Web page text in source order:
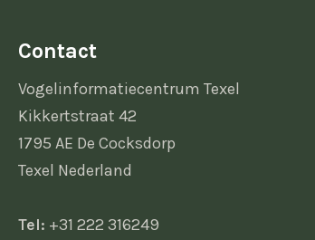
Contact
Vogelinformatiecentrum Texel
Kikkertstraat 42
1795 AE De Cocksdorp
Texel Nederland
Tel: +31 222 316249